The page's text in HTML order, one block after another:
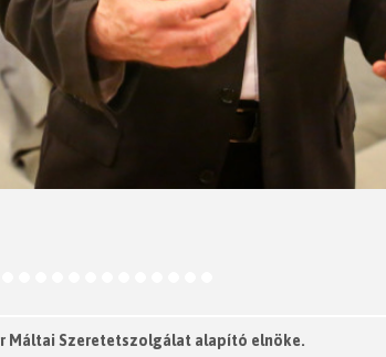
Máltai Szeretetszolgálat alapító elnöke.